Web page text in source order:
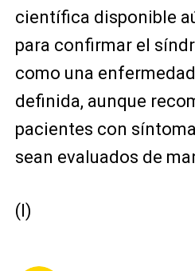
científica disponible
para confirmar el
como una
definida, aunque
pacientes con
sean evaluados de
(I)